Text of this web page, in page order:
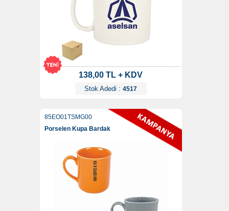
138,00 TL + KDV
Stok Adedi : 4517
85EO01TSMG00
Porselen Kupa Bardak